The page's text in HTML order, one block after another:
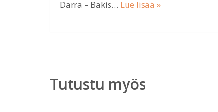
Darra – Bakis… Lue lisää »
Tutustu myös